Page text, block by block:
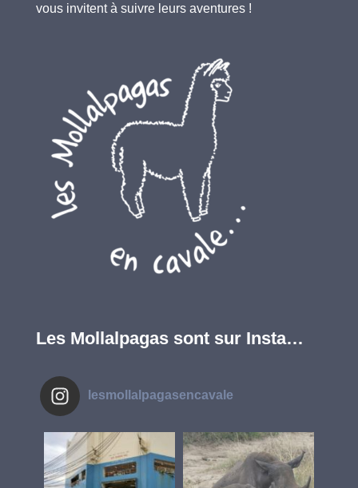
vous invitent à suivre leurs aventures !
Les Mollalpagas sont sur Insta…
lesmollalpagasencavale